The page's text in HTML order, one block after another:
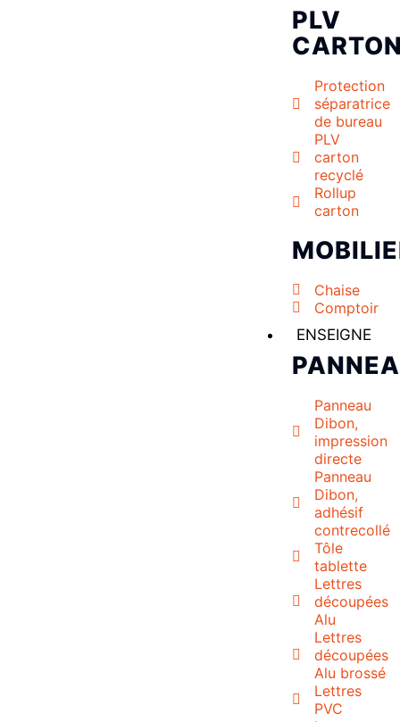
PLV
Protection
séparatrice
de bureau
PLV
carton
recyclé
Rollup
carton
Chaise
Comptoir
ENSEIGNE
Panneau
Dibon,
impression
directe
Panneau
Dibon,
adhésif
contrecollé
Tôle
tablette
Lettres
découpées
Alu
Lettres
découpées
Alu brossé
Lettres
PVC